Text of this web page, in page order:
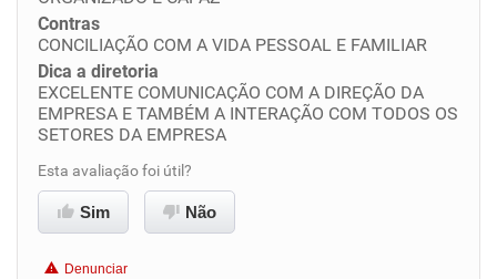
Conciliação com a vida familiar
Benefícios
Contras
CONCILIAÇÃO COM A VIDA PESSOAL E FAMILIAR
Dica a diretoria
EXCELENTE COMUNICAÇÃO COM A DIREÇÃO DA
EMPRESA E TAMBÉM A INTERAÇÃO COM TODOS OS
SETORES DA EMPRESA
Esta avaliação foi útil?
Sim Não
Denunciar